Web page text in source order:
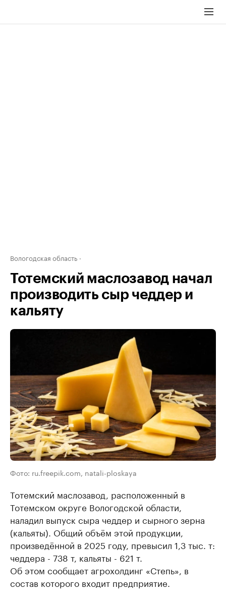
Вологодская область
Тотемский маслозавод начал
производить сыр чеддер и
кальяту
Фото: ru.freepik.com, natali-ploskaya
Тотемский маслозавод, расположенный в
Тотемском округе Вологодской области,
наладил выпуск сыра чеддер и сырного зерна
(кальяты). Общий объём этой продукции,
произведённой в 2025 году, превысил 1,3 тыс. т:
чеддера - 738 т, кальяты - 621 т.
Об этом сообщает агрохолдинг «Степь», в
состав которого входит предприятие.